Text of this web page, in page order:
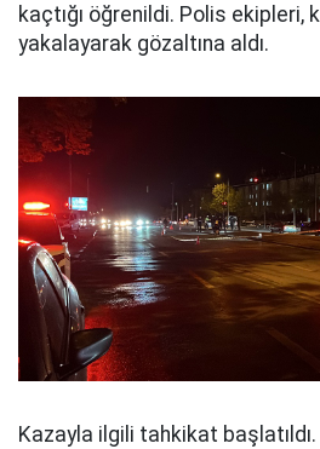
kaçtığı öğrenildi. Polis ekipleri,
yakalayarak gözaltına aldı.
Kazayla ilgili tahkikat başlatıldı.